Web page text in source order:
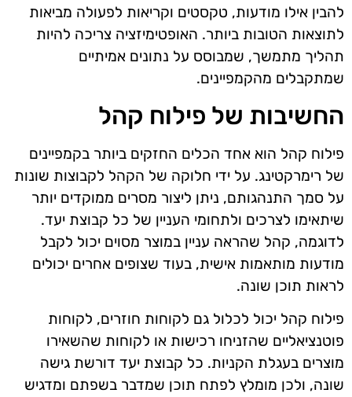
להבין אילו מודעות, טקסטים וקריאות לפעולה מביאות
לתוצאות הטובות ביותר. האופטימיזציה צריכה להיות
תהליך מתמשך, שמבוסס על נתונים אמיתיים
שמתקבלים מהקמפיינים.
החשיבות של פילוח קהל
פילוח קהל הוא אחד הכלים החזקים ביותר בקמפיינים
של רימרקטינג. על ידי חלוקה של הקהל לקבוצות שונות
על סמך התנהגותם, ניתן ליצור מסרים ממוקדים יותר
שיתאימו לצרכים ולתחומי העניין של כל קבוצת יעד.
לדוגמה, קהל שהראה עניין במוצר מסוים יכול לקבל
מודעות מותאמות אישית, בעוד שצופים אחרים יכולים
לראות תוכן שונה.
פילוח קהל יכול לכלול גם לקוחות חוזרים, לקוחות
פוטנציאליים שהזניחו רכישות או לקוחות שהשאירו
מוצרים בעגלת הקניות. כל קבוצת יעד דורשת גישה
שונה, ולכן מומלץ לפתח תוכן שמדבר בשפתם ומדגיש